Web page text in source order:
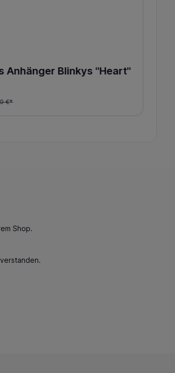
Anhänger Blinkys "Heart"
€*
Shop.